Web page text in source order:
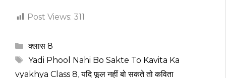
Post Views: 311
Categories
क्लास 8
Tags
Yadi Phool Nahi Bo Sakte To Kavita Ka
vyakhya Class 8,यदि फूल नहीं बो सकते तो कविता